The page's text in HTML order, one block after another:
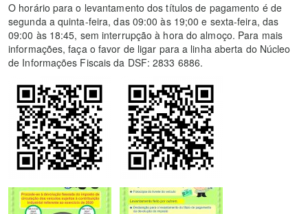
O horário para o levantamento dos títulos de pagamento é de
segunda a quinta-feira, das 09:00 às 19;00 e sexta-feira, das
09:00 às 18:45, sem interrupção à hora do almoço. Para mais
informações, faça o favor de ligar para a linha aberta do Núcleo
de Informações Fiscais da DSF: 2833 6886.